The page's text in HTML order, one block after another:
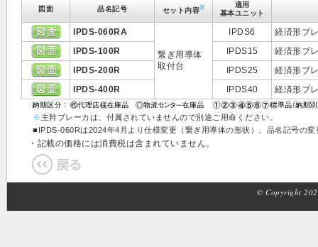
図面 品名記号 セット内容※
適用
基本ユニット
IPDS-060RA
繋ぎ用導体
取付台
IPDS6
経済形ブ
IPDS-100R
IPDS15
経済形ブ
IPDS-200R
IPDS25
経済形ブ
IPDS-400R
IPDS40 経済形ブ
※主幹ブレーカは、付属されていませんので別途ご用命ください。
■IPDS-060Rは2024年4月より仕様変更（繋ぎ用導体の形状）、品名記号の
・記載の価格には消費税は含まれていません。
© Copyright